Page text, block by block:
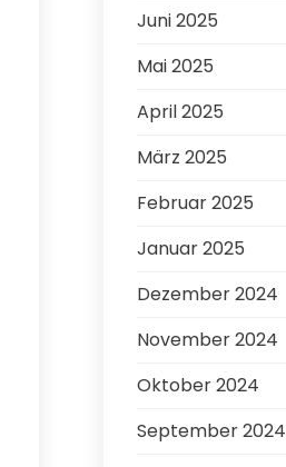
Juni 2025
Mai 2025
April 2025
März 2025
Februar 2025
Januar 2025
Dezember 2024
November 2024
Oktober 2024
September 2024